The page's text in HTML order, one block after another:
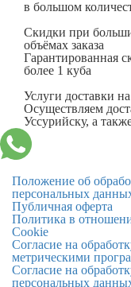
в большом
Скидки при
объёмах заказа
Гарантированная
более 1 куба
Услуги доставки
Осуществляем
Уссурийску, а
Положение об
персональных
Публичная оферта
Политика в
Cookie
Согласие на
метрическими
Согласие на
персональных